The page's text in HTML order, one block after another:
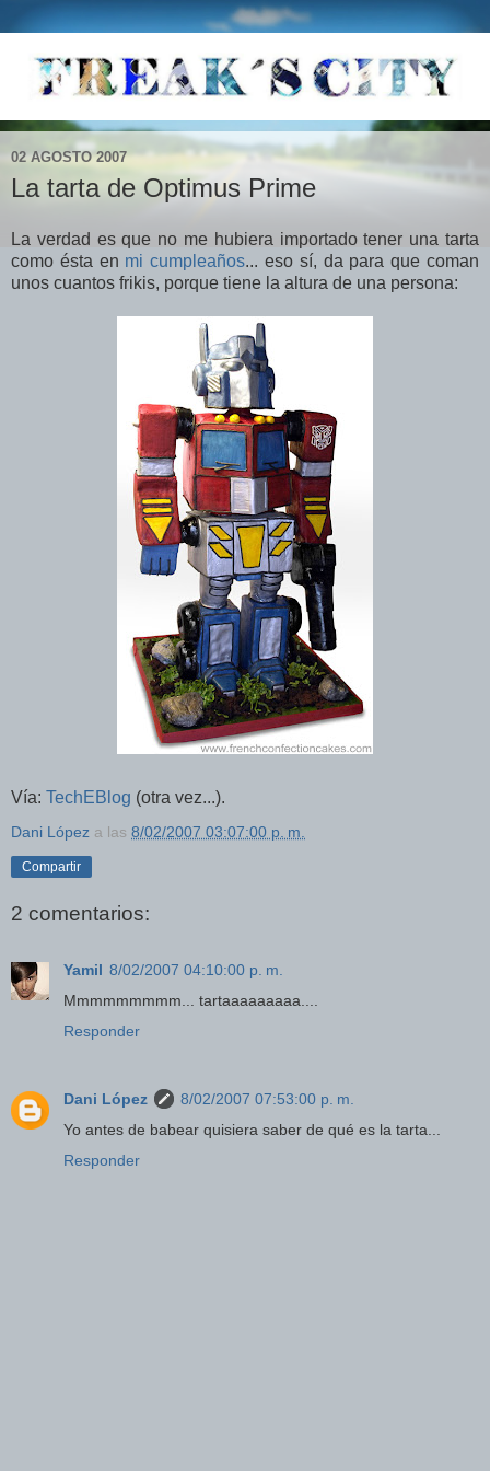
02 AGOSTO 2007
La tarta de Optimus Prime
La verdad es que no me hubiera importado tener una tarta
como ésta en mi cumpleaños... eso sí, da para que coman
unos cuantos frikis, porque tiene la altura de una persona:
Vía: TechEBlog (otra vez...).
Dani López a las 8/02/2007 03:07:00 p. m.
Compartir
2 comentarios:
Yamil 8/02/2007 04:10:00 p. m.
Mmmmmmmmm... tartaaaaaaaaa....
Responder
Dani López
8/02/2007 07:53:00 p. m.
Yo antes de babear quisiera saber de qué es la tarta...
Responder